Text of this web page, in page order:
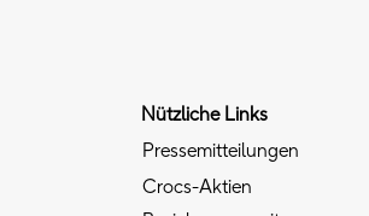
Nützliche Links
Pressemitteilungen
Crocs-Aktien